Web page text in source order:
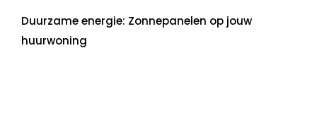
Duurzame energie: Zonnepanelen op jouw
huurwoning